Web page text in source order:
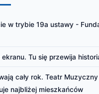
w trybie 19a ustawy -
Tu się przewija
cały rok. Teatr
najbliżej mieszkańców